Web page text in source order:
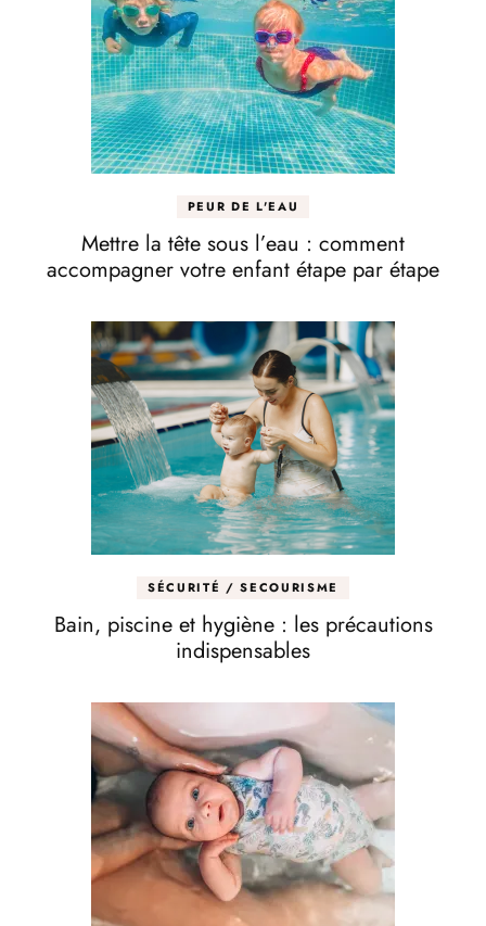
PEUR DE L'EAU
Mettre la tête sous l’eau : comment
accompagner votre enfant étape par étape
SÉCURITÉ / SECOURISME
Bain, piscine et hygiène : les précautions
indispensables